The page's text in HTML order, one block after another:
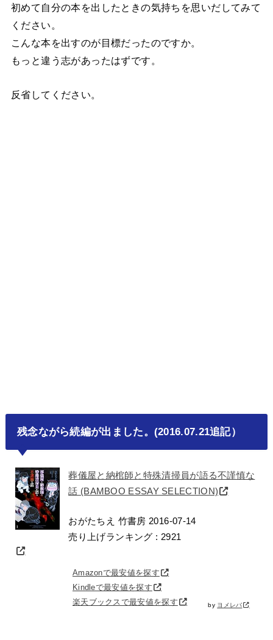
初めて自分の本を出したときの気持ちを思いだしてみて
ください。
こんな本を出すのが目標だったのですか。
もっと違う志があったはずです。
反省してください。
残念ながら続編が出ました。(2016.07.21追記）
葬儀屋と納棺師と特殊清掃員が語る不謹慎な
話 (BAMBOO ESSAY SELECTION)
おがたちえ 竹書房 2016-07-14
売り上げランキング : 2921
Amazonで最安値を探す
Kindleで最安値を探す
楽天ブックスで最安値を探す
by ヨメレバ